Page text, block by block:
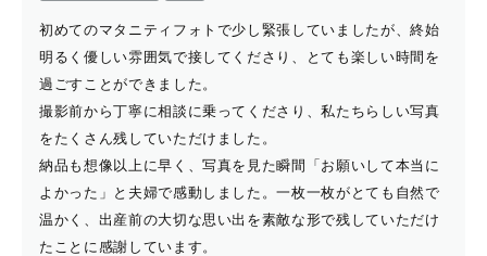
初めてのマタニティフォトで少し緊張していましたが、終始
明るく優しい雰囲気で接してくださり、とても楽しい時間を
過ごすことができました。
撮影前から丁寧に相談に乗ってくださり、私たちらしい写真
をたくさん残していただけました。
納品も想像以上に早く、写真を見た瞬間「お願いして本当に
よかった」と夫婦で感動しました。一枚一枚がとても自然で
温かく、出産前の大切な思い出を素敵な形で残していただけ
たことに感謝しています。